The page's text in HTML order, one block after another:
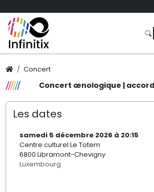
Concert
Concert œnologique |
Les dates
samedi 5 décembre 2026 à 20:15
Centre culturel Le Totem
6800 Libramont-Chevigny
Luxembourg